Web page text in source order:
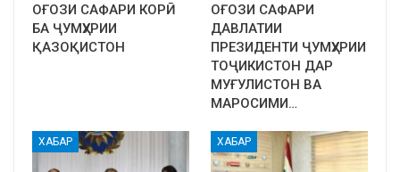
ОҒОЗИ САФАРИ КОРӢ
БА ҶУМҲУРИИ
ҚАЗОҚИСТОН
ОҒОЗИ САФАРИ
ДАВЛАТИИ
ПРЕЗИДЕНТИ ҶУМҲУРИИ
ТОҶИКИСТОН ДАР
МУҒУЛИСТОН ВА
МАРОСИМИ…
ХАБАР ХАБАР